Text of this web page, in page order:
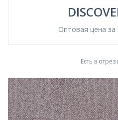
Оптовая цена за
Есть в